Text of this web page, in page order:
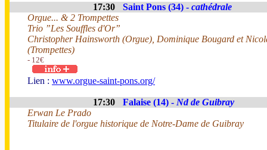
17:30 Saint Pons (34) - cathédrale
Orgue... & 2 Trompettes
Trio ”Les Souffles d'Or”
Christopher Hainsworth (Orgue), Dominique Bougard et
(Trompettes)
- 12€
Lien : www.orgue-saint-pons.org/
17:30 Falaise (14) - Nd de Guibray
Erwan Le Prado
Titulaire de l'orgue historique de Notre-Dame de Guibray